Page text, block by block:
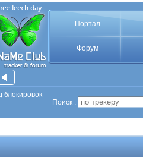
Портал
Форум
блокировок
Поиск :